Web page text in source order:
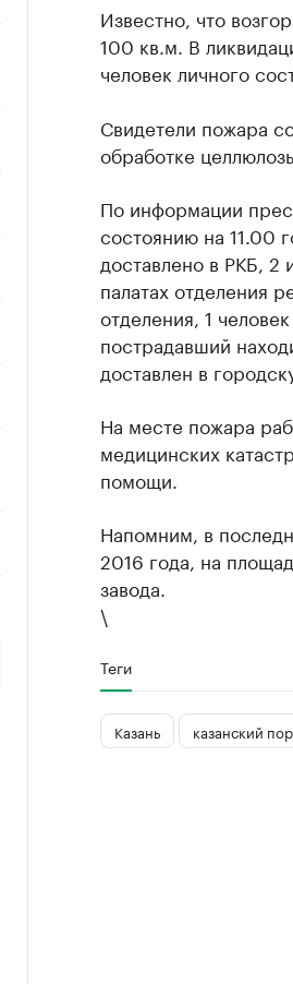
Известно, что
100 кв.м. В
человек личного
Свидетели пожара
обработке
По информации
состоянию на 11.00
доставлено в РКБ, 2
палатах отделения
отделения, 1
пострадавший
доставлен в
На месте пожара
медицинских
помощи.
Напомним, в
2016 года, на
завода.
\
Теги
Казань казанский